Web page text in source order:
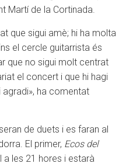
Martí de la Cortinada.
que sigui amè; hi ha molta
el cercle guitarrista és
que no sigui molt centrat
el concert i que hi hagi
ha comentat
de duets i es faran al
El primer, Ecos del
a les 21 hores i estarà